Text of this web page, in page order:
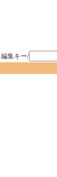
編集キー/